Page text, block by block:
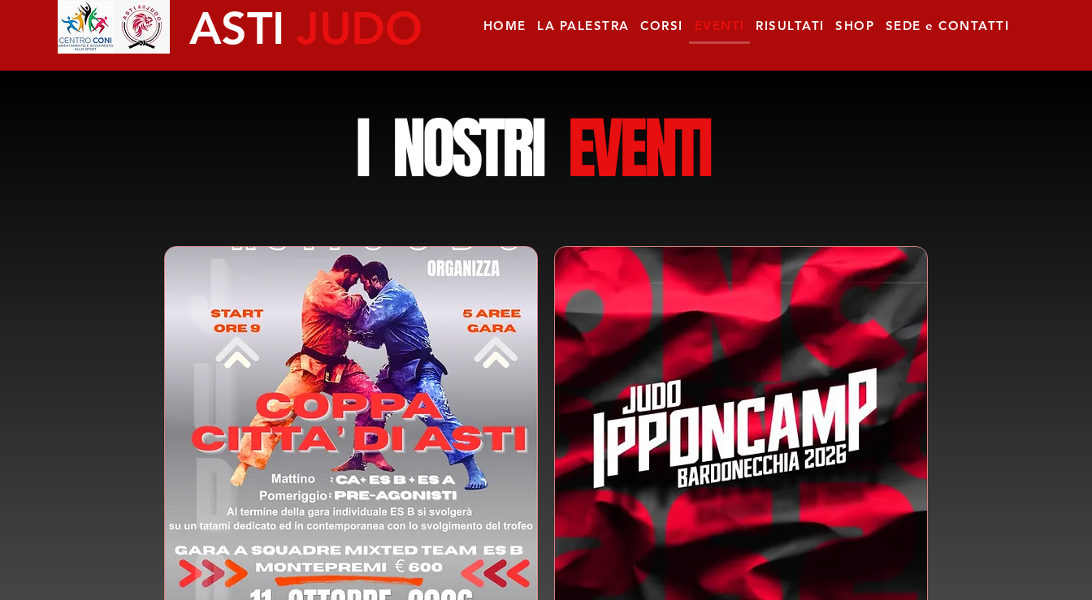
ASTIJUDO HOME LA PALESTRA CORSI EVENTI RISULTATI SHOP SEDE e CONTATTI
I NOSTRI EVENTI